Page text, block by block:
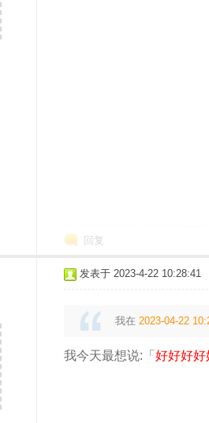
回复
发表于 2023-4-22 10:28:41
我在 2023-04-22
我今天最想说:「 好好好好